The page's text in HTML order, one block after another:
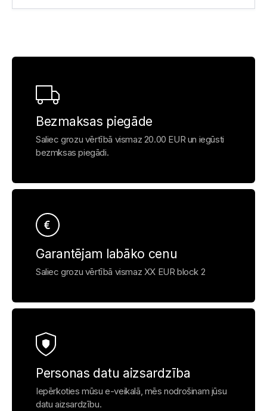
Bezmaksas piegāde
Saliec grozu vērtībā vismaz 20.00 EUR un iegūsti
bezmksas piegādi.
Garantējam labāko cenu
Saliec grozu vērtībā vismaz XX EUR block 2
Personas datu aizsardzība
Iepērkoties mūsu e-veikalā, mēs nodrošinam jūsu
datu aizsardzību.